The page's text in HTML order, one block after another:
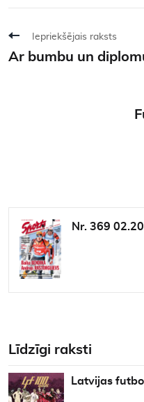
Iepriekšējais raksts
Ar bumbu un
Nr. 369
Līdzīgi raksti
Latvijas